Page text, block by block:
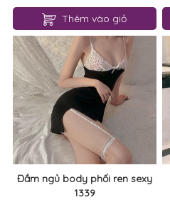
Thêm vào giỏ
Đầm ngủ body phối ren sexy
1339